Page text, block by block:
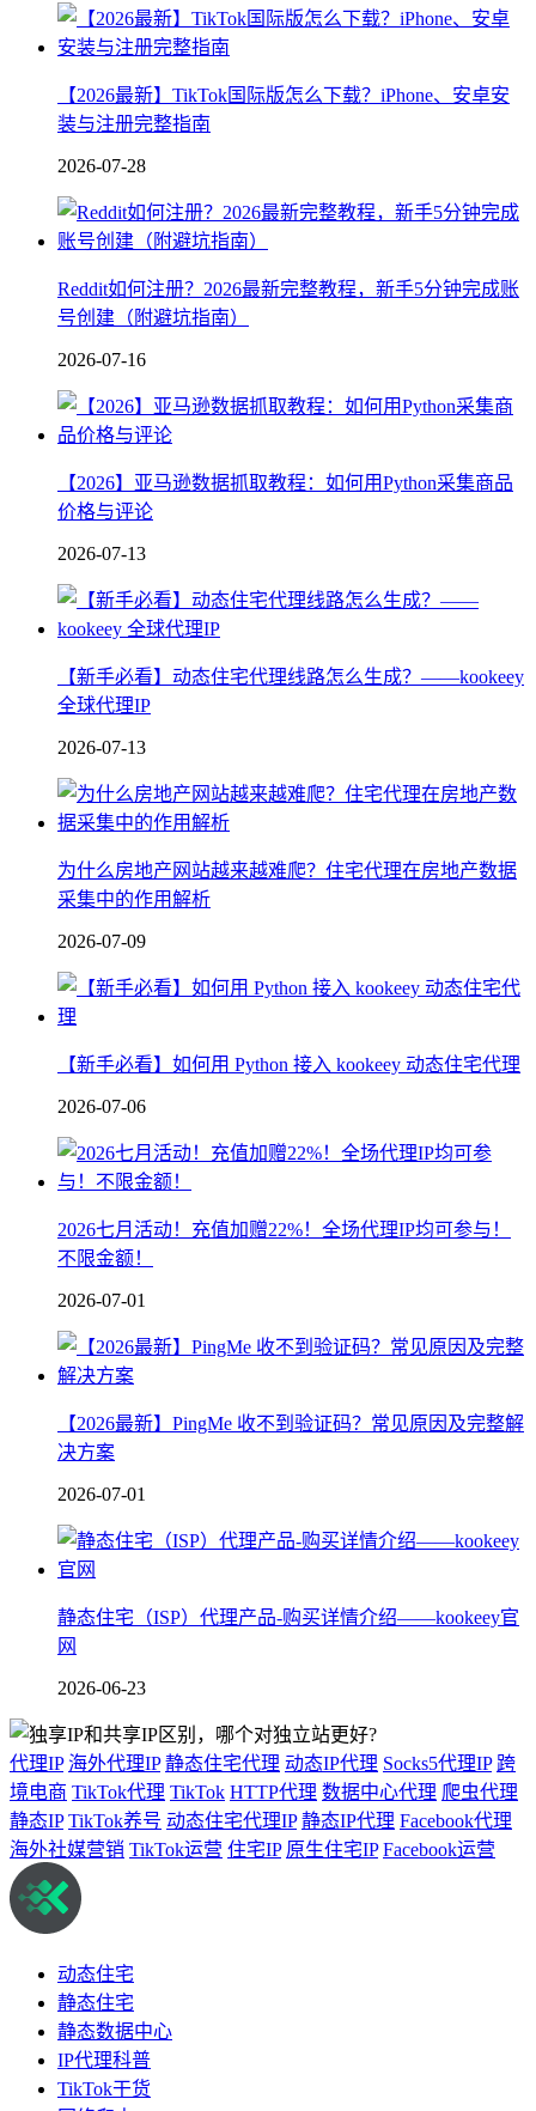
【2026最新】TikTok国际版怎么下载？iPhone、安卓安
装与注册完整指南
2026-07-28
Reddit如何注册？2026最新完整教程，新手5分钟完成账
号创建（附避坑指南）
2026-07-16
【2026】亚马逊数据抓取教程：如何用Python采集商品
价格与评论
2026-07-13
【新手必看】动态住宅代理线路怎么生成？——kookeey
全球代理IP
2026-07-13
为什么房地产网站越来越难爬？住宅代理在房地产数据
采集中的作用解析
2026-07-09
【新手必看】如何用 Python 接入 kookeey 动态住宅代理
2026-07-06
2026七月活动！充值加赠22%！全场代理IP均可参与！
不限金额！
2026-07-01
【2026最新】PingMe 收不到验证码？常见原因及完整解
决方案
2026-07-01
静态住宅（ISP）代理产品-购买详情介绍——kookeey官
网
2026-06-23
代理IP 海外代理IP 静态住宅代理 动态IP代理 Socks5代理IP 跨
境电商 TikTok代理 TikTok HTTP代理 数据中心代理 爬虫代理
静态IP TikTok养号 动态住宅代理IP 静态IP代理 Facebook代理
海外社媒营销 TikTok运营 住宅IP 原生住宅IP Facebook运营
动态住宅
静态住宅
静态数据中心
IP代理科普
TikTok干货